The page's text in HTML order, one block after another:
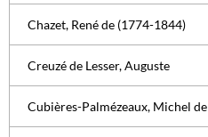
Chazet, René de (1774-1844)
Creuzé de Lesser, Auguste
Cubières-Palmézeaux, Michel de